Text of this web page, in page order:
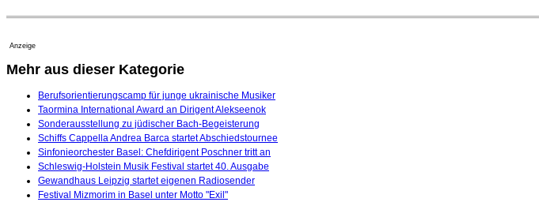
Anzeige
Mehr aus dieser Kategorie
Berufsorientierungscamp für junge ukrainische Musiker
Taormina International Award an Dirigent Alekseenok
Sonderausstellung zu jüdischer Bach-Begeisterung
Schiffs Cappella Andrea Barca startet Abschiedstournee
Sinfonieorchester Basel: Chefdirigent Poschner tritt an
Schleswig-Holstein Musik Festival startet 40. Ausgabe
Gewandhaus Leipzig startet eigenen Radiosender
Festival Mizmorim in Basel unter Motto "Exil"